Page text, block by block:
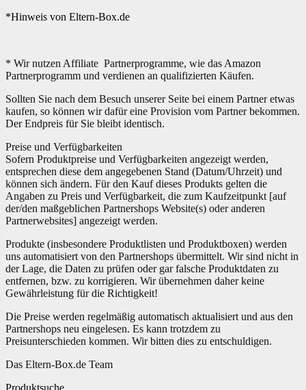
*Hinweis von Eltern-Box.de
* Wir nutzen Affiliate Partnerprogramme, wie das Amazon
Partnerprogramm und verdienen an qualifizierten Käufen.
Sollten Sie nach dem Besuch unserer Seite bei einem Partner etwas
kaufen, so können wir dafür eine Provision vom Partner bekommen.
Der Endpreis für Sie bleibt identisch.
Preise und Verfügbarkeiten
Sofern Produktpreise und Verfügbarkeiten angezeigt werden,
entsprechen diese dem angegebenen Stand (Datum/Uhrzeit) und
können sich ändern. Für den Kauf dieses Produkts gelten die
Angaben zu Preis und Verfügbarkeit, die zum Kaufzeitpunkt [auf
der/den maßgeblichen Partnershops Website(s) oder anderen
Partnerwebsites] angezeigt werden.
Produkte (insbesondere Produktlisten und Produktboxen) werden
uns automatisiert von den Partnershops übermittelt. Wir sind nicht in
der Lage, die Daten zu prüfen oder gar falsche Produktdaten zu
entfernen, bzw. zu korrigieren. Wir übernehmen daher keine
Gewährleistung für die Richtigkeit!
Die Preise werden regelmäßig automatisch aktualisiert und aus den
Partnershops neu eingelesen. Es kann trotzdem zu
Preisunterschieden kommen. Wir bitten dies zu entschuldigen.
Das Eltern-Box.de Team
Produktsuche